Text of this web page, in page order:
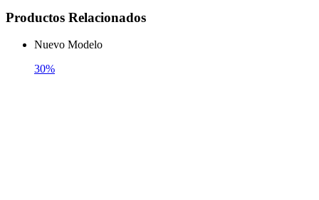
Productos Relacionados
Nuevo Modelo
30%